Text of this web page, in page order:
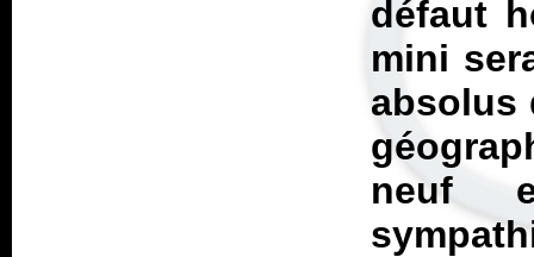
défaut
mini
absolus
neuf